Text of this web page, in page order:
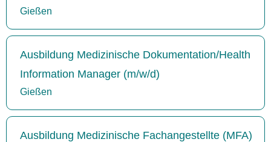
Gießen
Ausbildung Medizinische Dokumentation/Health
Information Manager (m/w/d)
Gießen
Ausbildung Medizinische Fachangestellte (MFA)